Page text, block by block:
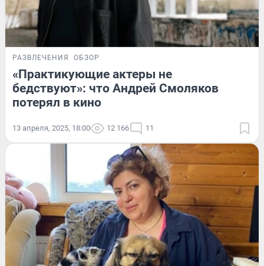
РАЗВЛЕЧЕНИЯ ОБЗОР
«Практикующие актеры не
бедствуют»: что Андрей Смоляков
потерял в кино
13 апреля, 2025, 18:00 12 166 11